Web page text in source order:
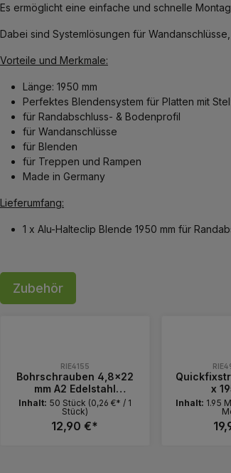
Es ermöglicht eine einfache und schnelle
Dabei sind Systemlösungen für
Vorteile und Merkmale:
Länge: 1950 mm
Perfektes Blendensystem für Platten mit
für Randabschluss- & Bodenprofil
für Wandanschlüsse
für Blenden
für Treppen und Rampen
Made in Germany
Lieferumfang:
1 x Alu-Halteclip Blende 1950 mm für
Zubehör
RIE4155
Bohrschrauben 4,8x22
mm A2 Edelstahl
Linsenkopf 50er Pack
für Balkenlager
Inhalt: 50 Stück (0,26 €* / 1
Stück)
12,90 €*
x
Inhalt: 1.95